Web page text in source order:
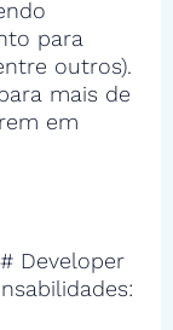
para
outros).
mais de
em
Developer